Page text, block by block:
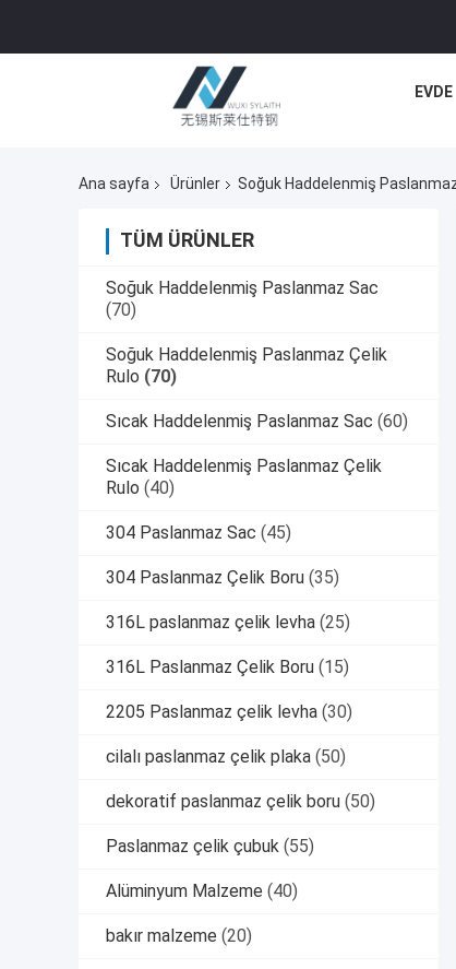
EVDE
Ana sayfa Ürünler Soğuk Haddelenmiş
TÜM ÜRÜNLER
Soğuk Haddelenmiş Paslanmaz Sac
(70)
Soğuk Haddelenmiş Paslanmaz Çelik
Rulo (70)
Sıcak Haddelenmiş Paslanmaz Sac (60)
Sıcak Haddelenmiş Paslanmaz Çelik
Rulo (40)
304 Paslanmaz Sac (45)
304 Paslanmaz Çelik Boru (35)
316L paslanmaz çelik levha (25)
316L Paslanmaz Çelik Boru (15)
2205 Paslanmaz çelik levha (30)
cilalı paslanmaz çelik plaka (50)
dekoratif paslanmaz çelik boru (50)
Paslanmaz çelik çubuk (55)
Alüminyum Malzeme (40)
bakır malzeme (20)